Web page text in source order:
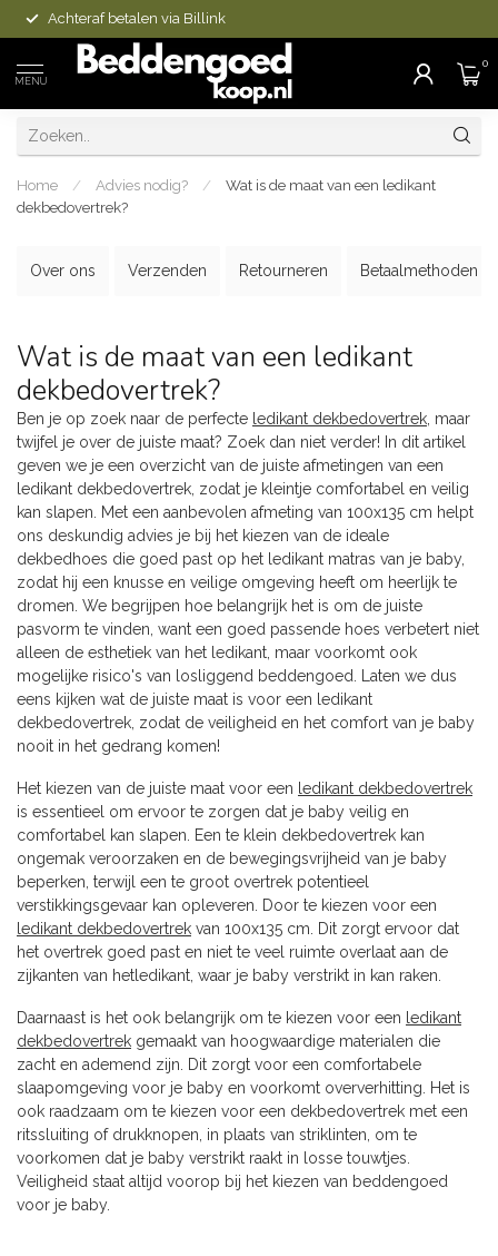
Achteraf betalen via Billink
MENU
0
Home / Advies nodig? /
Wat is de maat van een ledikant
dekbedovertrek?
Over ons Verzenden Retourneren Betaalmethoden
Wat is de maat van een ledikant
dekbedovertrek?
Ben je op zoek naar de perfecte ledikant dekbedovertrek , maar
twijfel je over de juiste maat? Zoek dan niet verder! In dit artikel
geven we je een overzicht van de juiste afmetingen van een
ledikant dekbedovertrek, zodat je kleintje comfortabel en veilig
kan slapen. Met een aanbevolen afmeting van 100x135 cm helpt
ons deskundig advies je bij het kiezen van de ideale
dekbedhoes die goed past op het ledikant matras van je baby,
zodat hij een knusse en veilige omgeving heeft om heerlijk te
dromen. We begrijpen hoe belangrijk het is om de juiste
pasvorm te vinden, want een goed passende hoes verbetert niet
alleen de esthetiek van het ledikant, maar voorkomt ook
mogelijke risico's van losliggend beddengoed. Laten we dus
eens kijken wat de juiste maat is voor een ledikant
dekbedovertrek, zodat de veiligheid en het comfort van je baby
nooit in het gedrang komen!
Het kiezen van de juiste maat voor een ledikant dekbedovertrek
is essentieel om ervoor te zorgen dat je baby veilig en
comfortabel kan slapen. Een te klein dekbedovertrek kan
ongemak veroorzaken en de bewegingsvrijheid van je baby
beperken, terwijl een te groot overtrek potentieel
verstikkingsgevaar kan opleveren. Door te kiezen voor een
ledikant dekbedovertrek van 100x135 cm. Dit zorgt ervoor dat
het overtrek goed past en niet te veel ruimte overlaat aan de
zijkanten van hetledikant, waar je baby verstrikt in kan raken.
Daarnaast is het ook belangrijk om te kiezen voor een ledikant
dekbedovertrek gemaakt van hoogwaardige materialen die
zacht en ademend zijn. Dit zorgt voor een comfortabele
slaapomgeving voor je baby en voorkomt oververhitting. Het is
ook raadzaam om te kiezen voor een dekbedovertrek met een
ritssluiting of drukknopen, in plaats van striklinten, om te
voorkomen dat je baby verstrikt raakt in losse touwtjes.
Veiligheid staat altijd voorop bij het kiezen van beddengoed
voor je baby.